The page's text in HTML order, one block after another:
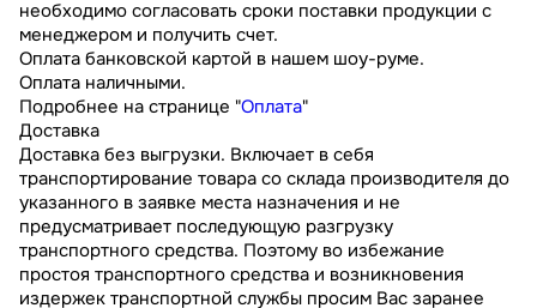
необходимо согласовать сроки поставки продукции с
менеджером и получить счет.
Оплата банковской картой в нашем шоу-руме.
Оплата наличными.
Подробнее на странице "Оплата"
Доставка
Доставка без выгрузки. Включает в себя
транспортирование товара со склада производителя до
указанного в заявке места назначения и не
предусматривает последующую разгрузку
транспортного средства. Поэтому во избежание
простоя транспортного средства и возникновения
издержек транспортной службы просим Вас заранее